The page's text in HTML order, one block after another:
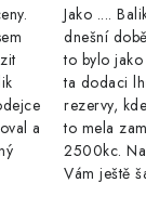
a
Jako ....
dnešní
to bylo
ta dodaci
rezervy,
to mela
2500kc.
Vám ještě